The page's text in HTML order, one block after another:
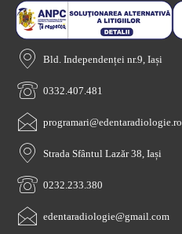
Bld. Independenței nr.9, Iași
0332.407.481
programari@edentaradiologie.ro
Strada Sfântul Lazăr 38, Iași
0232.233.380
edentaradiologie@gmail.com